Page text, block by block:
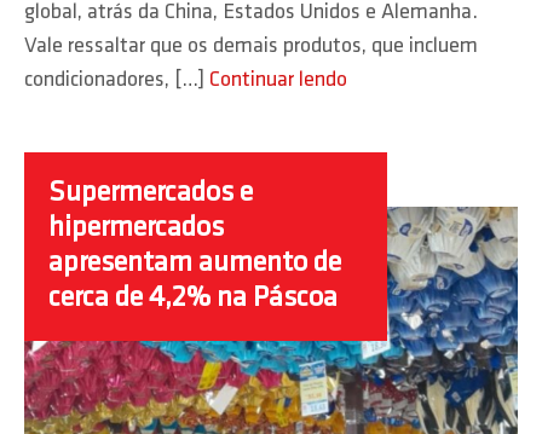
global, atrás da China, Estados Unidos e Alemanha.
Vale ressaltar que os demais produtos, que incluem
condicionadores, […] Continuar lendo
Supermercados e
hipermercados
apresentam aumento de
cerca de 4,2% na Páscoa